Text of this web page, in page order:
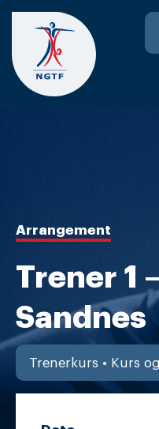
Skip
content
Arrangement
Trener 1
Sandnes
Trenerkurs • Kurs